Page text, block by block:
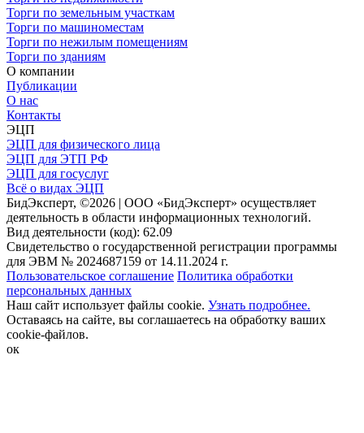
Торги по земельным участкам
Торги по машиноместам
Торги по нежилым помещениям
Торги по зданиям
О компании
Публикации
О нас
Контакты
ЭЦП
ЭЦП для физического лица
ЭЦП для ЭТП РФ
ЭЦП для госуслуг
Всё о видах ЭЦП
БидЭксперт, ©2026 | ООО «БидЭксперт» осуществляет
деятельность в области информационных технологий.
Вид деятельности (код): 62.09
Свидетельство о государственной регистрации программы
для ЭВМ № 2024687159 от 14.11.2024 г.
Пользовательское соглашение Политика обработки
персональных данных
Наш сайт использует файлы cookie. Узнать подробнее.
Оставаясь на сайте, вы соглашаетесь на обработку ваших
cookie-файлов.
ок